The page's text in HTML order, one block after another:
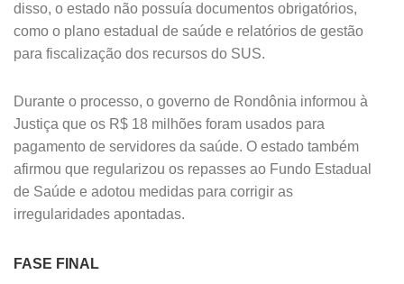
disso, o estado não possuía documentos obrigatórios,
como o plano estadual de saúde e relatórios de gestão
para fiscalização dos recursos do SUS.
Durante o processo, o governo de Rondônia informou à
Justiça que os R$ 18 milhões foram usados para
pagamento de servidores da saúde. O estado também
afirmou que regularizou os repasses ao Fundo Estadual
de Saúde e adotou medidas para corrigir as
irregularidades apontadas.
FASE FINAL